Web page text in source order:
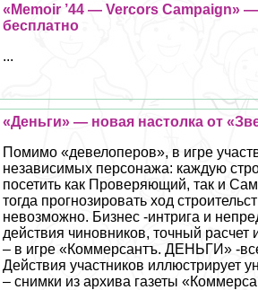
«Memoir ’44 — Vercors Campaign»
бесплатно
...
«Деньги» — новая настолка от
Помимо «девелоперов», в игре
независимых персонажа: каждую
посетить как Проверяющий, так и
тогда прогнозировать ход
невозможно. Бизнес -интрига и
действия чиновников, точный расчет
– в игре «Коммерсантъ. ДЕНЬГИ» -
Действия участников иллюстрирует
– снимки из архива газеты